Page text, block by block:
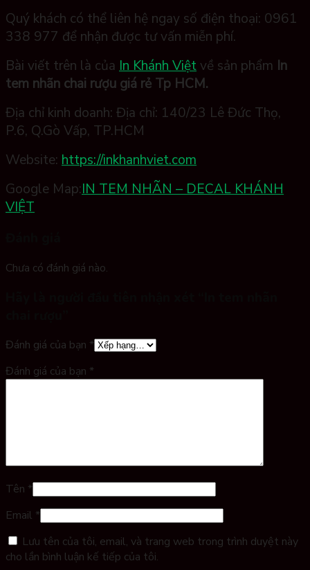
Quý khách có thể liên hệ ngay số điện thoại: 0961
338 977 để nhận được tư vấn miễn phí.
Bài viết trên là của In Khánh Việtvề sản phẩm In
tem nhãn chai rượu giá rẻ Tp HCM.
Địa chỉ kinh doanh: Địa chỉ: 140/23 Lê Đức Thọ,
P.6, Q.Gò Vấp, TP.HCM
Website: https://inkhanhviet.com
Google Map:IN TEM NHÃN – DECAL KHÁNH
VIỆT
Chưa có đánh giá nào.
Đánh giá của bạn *
Đánh giá của bạn *
Tên *
Email *
Lưu tên của tôi, email, và trang web trong trình duyệt này
cho lần bình luận kế tiếp của tôi.